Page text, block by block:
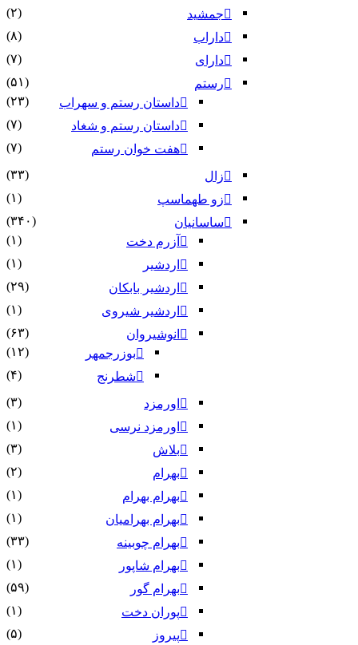
جمشید
(۲)
داراب
(۸)
دارای
(۷)
رستم
(۵۱)
داستان رستم و سهراب
(۲۳)
داستان رستم و شغاد
(۷)
هفت خوان رستم‏
(۷)
زال
(۳۳)
زو طهماسپ‏
(۱)
ساسانیان
(۳۴۰)
آزرم دخت
(۱)
اردشیر
(۱)
اردشیر بابکان
(۲۹)
اردشیر شیروی
(۱)
انوشیروان
(۶۳)
بوزرجمهر
(۱۲)
شطرنج
(۴)
اورمزد
(۳)
اورمزد نرسى‏
(۱)
بلاش
(۳)
بهرام
(۲)
بهرام بهرام
(۱)
بهرام بهرامیان‏
(۱)
بهرام چوبینه
(۳۳)
بهرام شاپور
(۱)
بهرام گور
(۵۹)
پوران دخت
(۱)
پیروز
(۵)